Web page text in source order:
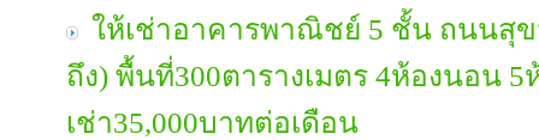
ให้เช่าอาคารพาณิชย์ 5 ชั้น ถนนสุข
ถึง) พื้นที่300ตารางเมตร 4ห้องนอน
เช่า35,000บาทต่อเดือน